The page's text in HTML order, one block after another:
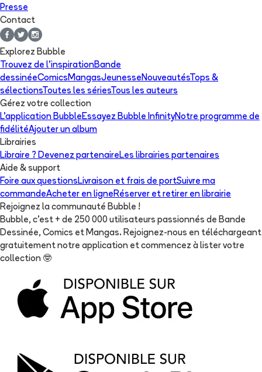
Presse
Contact
Explorez Bubble
Trouvez de l'inspirationBande
dessinéeComics MangasJeunesse NouveautésTops &
sélectionsToutes les sériesTous les auteurs
Gérez votre collection
L'application Bubble Essayez Bubble InfinityNotre programme de
fidélitéAjouter un album
Librairies
Libraire ? Devenez partenaire Les librairies partenaires
Aide & support
Foire aux questions Livraison et frais de portSuivre ma
commandeAcheter en ligne Réserver et retirer en librairie
Rejoignez la communauté Bubble !
Bubble, c'est + de 250 000 utilisateurs passionnés de Bande
Dessinée, Comics et Mangas. Rejoignez-nous en téléchargeant
gratuitement notre application et commencez à lister votre
collection 🤓